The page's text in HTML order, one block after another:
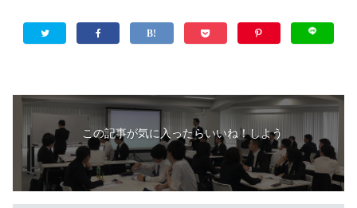
この記事が気に入ったらいいね！しよう